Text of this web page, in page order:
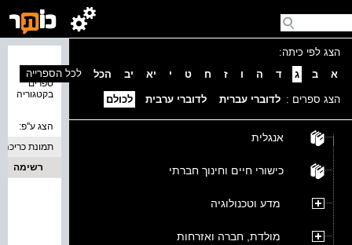
הצג לפי כיתה:
א
ב ג ד ה ו ז ח ט י יא יב הכל
הצג ספרים : לדוברי עברית לדוברי ערבית לכולם
אנגלית
כישורי חיים וחינוך חברתי
מדע וטכנולוגיה
מולדת, חברה ואזרחות
ספרים
בקטגוריה
לכל הספרייה
הצג ע''פ:
תמונת כריכה
רשימה